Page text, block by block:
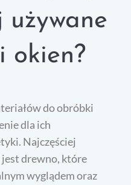
używane
okien?
do obróbki
dla ich
Najczęściej
drewno, które
wyglądem oraz